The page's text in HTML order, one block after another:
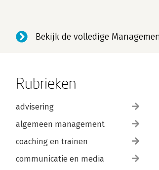
Bekijk de volledige
Rubrieken
advisering
algemeen management
coaching en trainen
communicatie en media